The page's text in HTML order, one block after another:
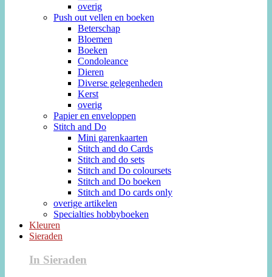
overig
Push out vellen en boeken
Beterschap
Bloemen
Boeken
Condoleance
Dieren
Diverse gelegenheden
Kerst
overig
Papier en enveloppen
Stitch and Do
Mini garenkaarten
Stitch and do Cards
Stitch and do sets
Stitch and Do coloursets
Stitch and Do boeken
Stitch and Do cards only
overige artikelen
Specialties hobbyboeken
Kleuren
Sieraden
In Sieraden